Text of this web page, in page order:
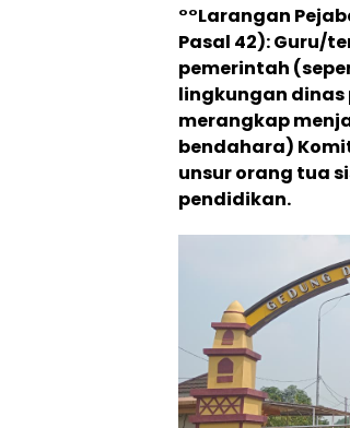
°°Larangan
Pasal 42): Guru/
pemerintah
lingkungan
merangkap
bendahara)
unsur orang tua
pendidikan.